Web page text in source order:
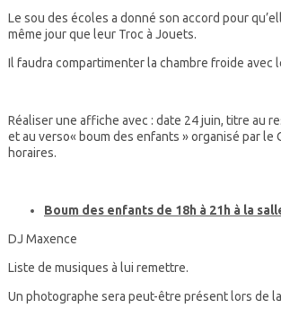
Le sou des écoles a donné son accord pour
même jour que leur Troc à Jouets.
Il faudra compartimenter la chambre froide avec
Réaliser une affiche avec : date 24 juin, titre au
et au verso« boum des enfants » organisé par le
horaires.
Boum des enfants de 18h à 21h à la
DJ Maxence
Liste de musiques à lui remettre.
Un photographe sera peut-être présent lors de